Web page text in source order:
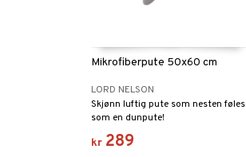
Mikrofiberpute 50x60 cm
LORD NELSON
Skjønn luftig pute som nesten føles
som en dunpute!
kr 289